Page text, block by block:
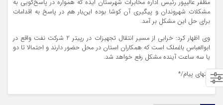
مظفر عالیپور رئیس اداره مخابرات شهرستان ایذه که همواره در پاسخ‌گویی به
مشکلات شهروندان و پیگیری آن کوشا بوده این‌بار هم در پاسخ به اقدامات
برای حل این مشکل بر آمد.
وی اظهار کرد: خرابی از مسیر انتقال تجهیزات در رپیتر 2 شرکت نفت واقع در
ابوالعباس باغملک است که همکاران استان در محل حضور دارند و احتمالا تا دو
یا سه ساعت آینده مشکل رفع خواهد شد.
انتهای پیام/*